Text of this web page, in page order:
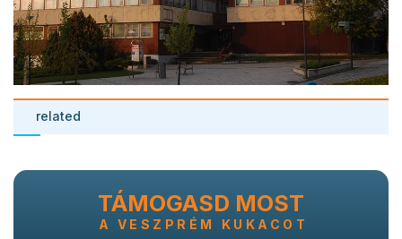
related
TÁMOGASD MOST
A VESZPRÉM KUKACOT